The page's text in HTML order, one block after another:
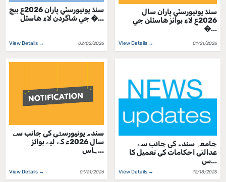
سنڌ يونيورسٽي پاران 2026ع بيچ
جي شاگردن لاءِ هاسٽل �...
View Details → 02/02/2026
سنڌ يونيورسٽي پاران سال
2026ع لاءِ بوائز هاسٽلن جي
�...
View Details → 01/21/2026
سندھ یونیورسٹی کی جانب سے
سال 2026ء کے لیے بوائز
ہاس...
View Details → 01/21/2026
جامعہ سندھ کی جانب سے
عدالتی احکامات کی تعمیل کا
س...
View Details → 12/18/2025